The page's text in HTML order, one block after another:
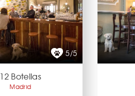
5/5
12 Botellas
Madrid